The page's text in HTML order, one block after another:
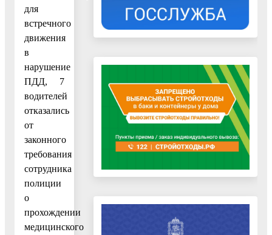
для
встречного
движения
в
нарушение
ПДД, 7
водителей
отказались
от
законного
требования
сотрудника
полиции
о
прохождении
медицинского